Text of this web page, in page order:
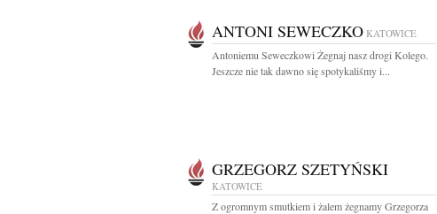
ANTONI SEWECZKO KATOWICE
Antoniemu Seweczkowi Żegnaj nasz drogi Kolego.
Jeszcze nie tak dawno się spotykaliśmy i...
GRZEGORZ SZETYŃSKI
KATOWICE
Z ogromnym smutkiem i żalem żegnamy Grzegorza